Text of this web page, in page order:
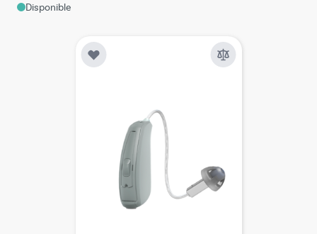
Disponible